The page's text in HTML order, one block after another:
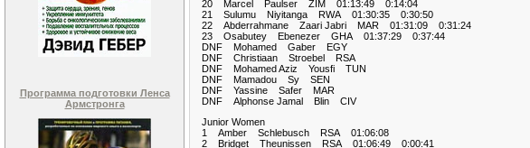
Программа подготовки Ленса
Армстронга
20 Marcel Paulser ZIM 01:13:49 0:14:04
21 Sulumu Niyitanga RWA 01:30:35 0:30:50
22 Abderrahmane Zaari Jabri MAR 01:31:09 0:31:24
23 Osabutey Ebenezer GHA 01:37:29 0:37:44
DNF Mohamed Gaber EGY
DNF Christiaan Stroebel RSA
DNF Mohamed Aziz Yousfi TUN
DNF Mamadou Sy SEN
DNF Yassine Safer MAR
DNF Alphonse Jamal Blin CIV
Junior Women
1 Amber Schlebusch RSA 01:06:08
2 Bridget Theunissen RSA 01:06:49 0:00:41